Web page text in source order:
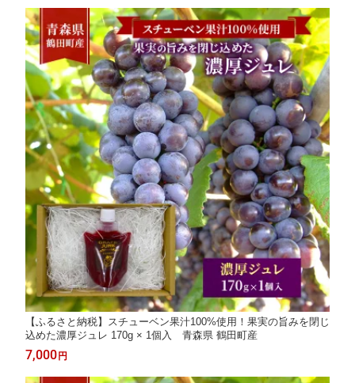
【ふるさと納税】スチューベン果汁100%使用！果実の旨みを閉じ
込めた濃厚ジュレ 170g × 1個入 青森県 鶴田町産
7,000円